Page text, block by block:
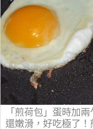
「煎荷包」蛋時加
還嫩滑，好吃極了！